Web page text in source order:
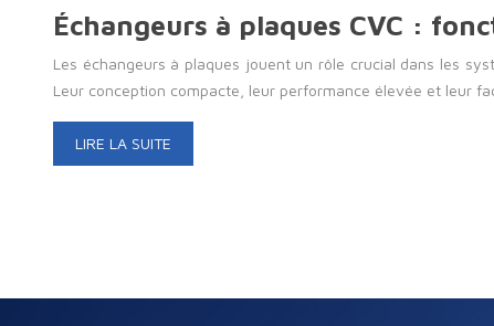
Échangeurs à plaques CVC :
Les échangeurs à plaques jouent un rôle crucial dans les
Leur conception compacte, leur performance élevée et leur
LIRE LA SUITE